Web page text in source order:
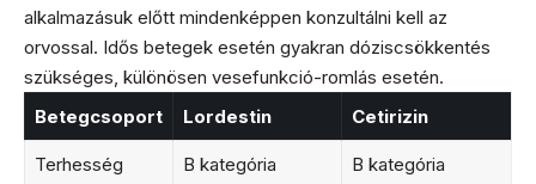
alkalmazásuk előtt mindenképpen konzultálni kell az
orvossal. Idős betegek esetén gyakran dóziscsökkentés
szükséges, különösen vesefunkció-romlás esetén.
Betegcsoport
Lordestin Cetirizin
Terhesség B kategória B kategória